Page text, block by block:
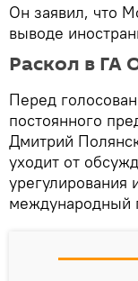
Он заявил, что
выводе
Раскол в ГА
Перед
постоянного
Дмитрий
уходит от
урегулирования
международный